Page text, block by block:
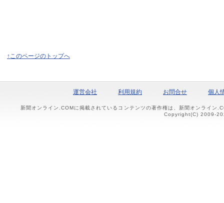
↑このページのトップへ
運営会社 利用規約 お問合せ 個人
新聞オンライン.COMに掲載されているコンテンツの著作権は、新聞オンライン
Copyright(C) 2009-